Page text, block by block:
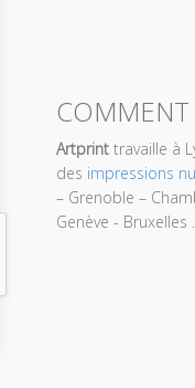
COMMENT
Artprint travaille à
des impressions
– Grenoble –
Genève - Bruxelles